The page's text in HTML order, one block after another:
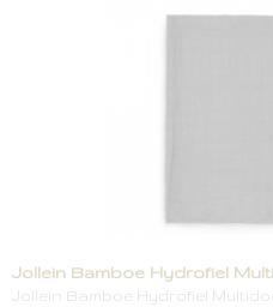
Jollein Bamboe Hydrofiel
Jollein Bamboe Hydrofiel